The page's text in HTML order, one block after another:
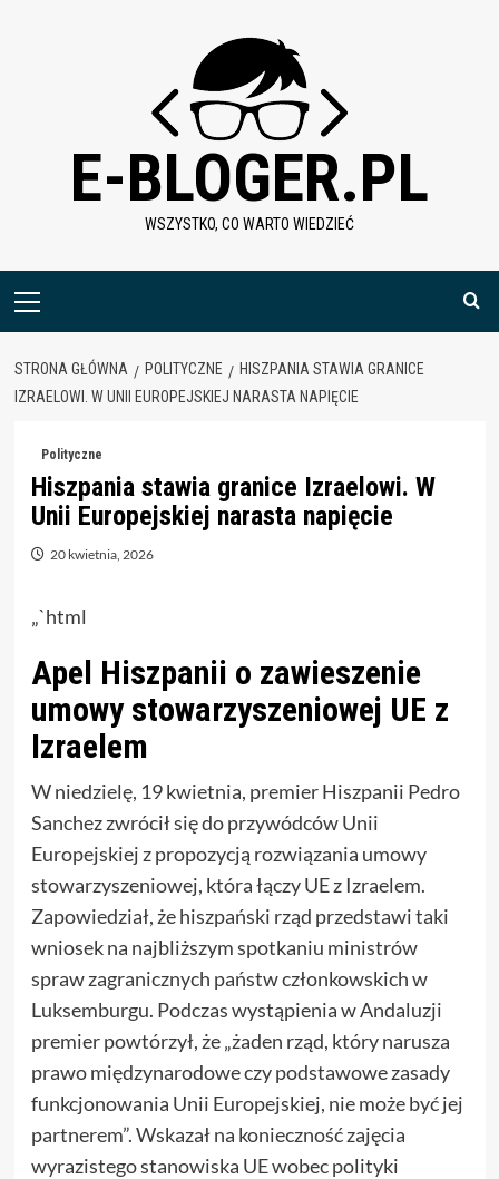
E-BLOGER.PL
WSZYSTKO, CO WARTO WIEDZIEĆ
Menu
STRONA GŁÓWNA POLITYCZNE
HISZPANIA STAWIA GRANICE
IZRAELOWI. W UNII EUROPEJSKIEJ NARASTA NAPIĘCIE
Polityczne
Hiszpania stawia granice Izraelowi. W
Unii Europejskiej narasta napięcie
20 kwietnia, 2026
„`html
Apel Hiszpanii o zawieszenie
umowy stowarzyszeniowej UE z
Izraelem
W niedzielę, 19 kwietnia, premier Hiszpanii Pedro
Sanchez zwrócił się do przywódców Unii
Europejskiej z propozycją rozwiązania umowy
stowarzyszeniowej, która łączy UE z Izraelem.
Zapowiedział, że hiszpański rząd przedstawi taki
wniosek na najbliższym spotkaniu ministrów
spraw zagranicznych państw członkowskich w
Luksemburgu. Podczas wystąpienia w Andaluzji
premier powtórzył, że „żaden rząd, który narusza
prawo międzynarodowe czy podstawowe zasady
funkcjonowania Unii Europejskiej, nie może być jej
partnerem”. Wskazał na konieczność zajęcia
wyrazistego stanowiska UE wobec polityki